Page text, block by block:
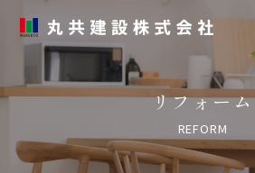
リフォーム
REFORM